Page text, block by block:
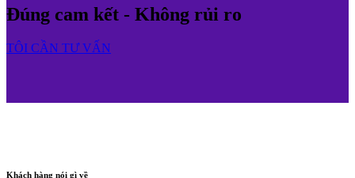
Đúng cam kết - Không rủi ro
TÔI CẦN TƯ VẤN
Khách hàng nói gì về